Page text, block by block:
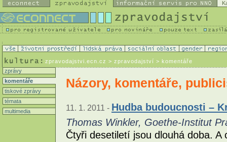
zpravodajstvi.ecn.cz > zpravodajství > komentáře
zprávy
komentáře
tiskové zprávy
témata
multimedia
Názory, komentáře,
11. 1. 2011 - Hudba budoucnosti –
Thomas Winkler, Goethe-Institut
Čtyři desetiletí jsou dlouhá doba.